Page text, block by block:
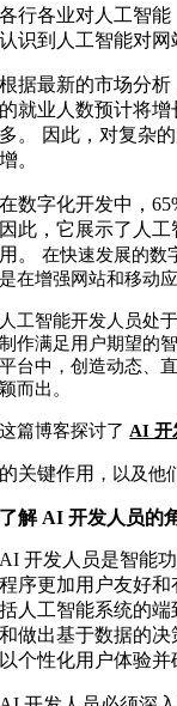
各行各业对人工智
认识到人工智能对网
根据最新的市场分析
的就业人数预计将增
多。 因此，对复杂
增。
在数字化开发中，
因此，它展示了人
用。在快速发展的数
是在增强网站和移动
人工智能开发人员处
制作满足用户期望的
平台中，创造动态、
颖而出。
这篇博客探讨了AI 开
的关键作用 ，以及他
了解 AI 开发人员的
AI 开发人员是智能
程序更加用户友好
括人工智能系统的
和做出基于数据的决
以个性化用户体验并